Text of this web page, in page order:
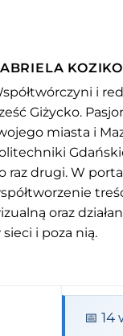
i
Giżycko.
miasta i
raz drugi. W
oraz
sieci i poza nią.
📅 14